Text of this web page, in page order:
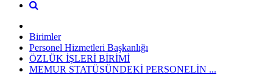
Birimler
Personel Hizmetleri Başkanlığı
ÖZLÜK İŞLERİ BİRİMİ
MEMUR STATÜSÜNDEKİ PERSONELİN ...